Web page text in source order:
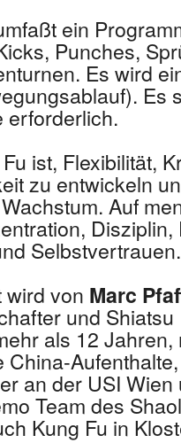
ein
Punches,
Es wird
Es
erforderlich.
ist, Flexibilität,
zu entwickeln
Auf
Selbstvertrauen.
wird von Marc
und
als 12
China-
an der USI
Team des
Kung Fu in